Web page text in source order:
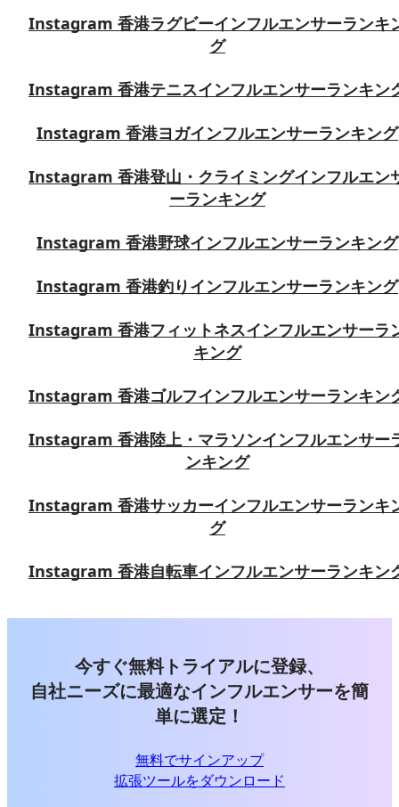
Instagram 香港ラグビーインフルエンサーランキ
グ
Instagram 香港テニスインフルエンサーランキン
Instagram 香港ヨガインフルエンサーランキング
Instagram 香港登山・クライミングインフルエン
ーランキング
Instagram 香港野球インフルエンサーランキング
Instagram 香港釣りインフルエンサーランキング
Instagram 香港フィットネスインフルエンサーラ
キング
Instagram 香港ゴルフインフルエンサーランキン
Instagram 香港陸上・マラソンインフルエンサー
ンキング
Instagram 香港サッカーインフルエンサーランキ
グ
Instagram 香港自転車インフルエンサーランキン
今すぐ無料トライアルに登録、
自社ニーズに最適なインフルエンサーを簡
単に選定！
無料でサインアップ
拡張ツールをダウンロード